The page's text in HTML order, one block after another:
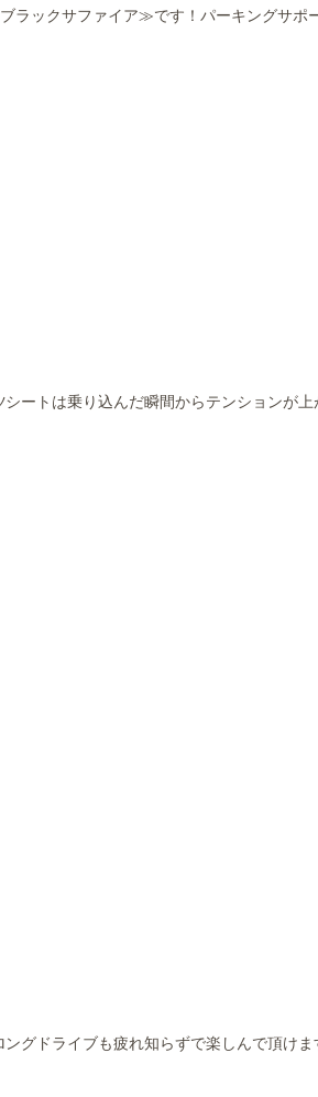
ラックサファイア≫です！パーキングサポ
ートは乗り込んだ瞬間からテンションが
グドライブも疲れ知らずで楽しんで頂け